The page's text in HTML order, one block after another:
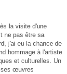
la visite d'une
ne pas être sa
j'ai eu la chance de
hommage à l'artiste
et culturelles. Un
ses œuvres